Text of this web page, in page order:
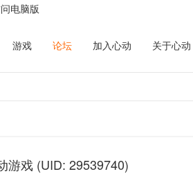
电脑版
游戏 论坛 加入心动 关于心动
(UID: 29539740)